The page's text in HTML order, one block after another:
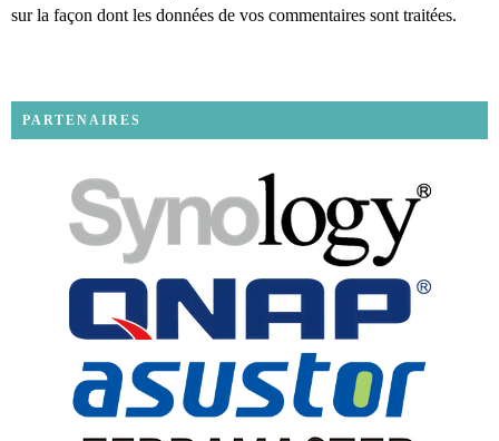
sur la façon dont les données de vos commentaires sont traitées.
PARTENAIRES